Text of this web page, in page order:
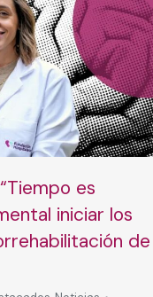
es
iniciar los
de